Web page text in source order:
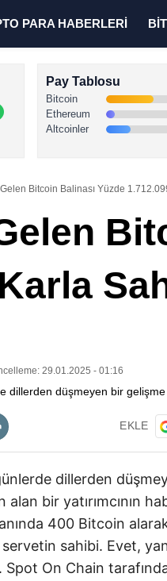
PARA HABERLERİ
Pay Tablosu
Bitcoin
Ethereum
Altcoinler
Bitcoin Balinası Yüzde
29.01.2025 - 01:16
EKLE
dillerden
bir yatırımcının
400 Bitcoin
sahibi. Evet,
Spot On Chain